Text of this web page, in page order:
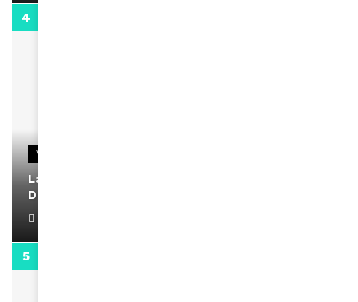
VIDEOS
La rubrique santé speciale coronavirus du
Docteur Makanda